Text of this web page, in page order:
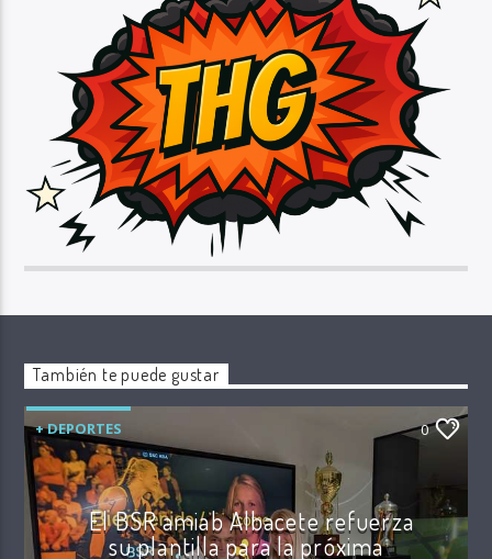
También te puede gustar
+ DEPORTES 0
El BSR amiab Albacete refuerza
su plantilla para la próxima